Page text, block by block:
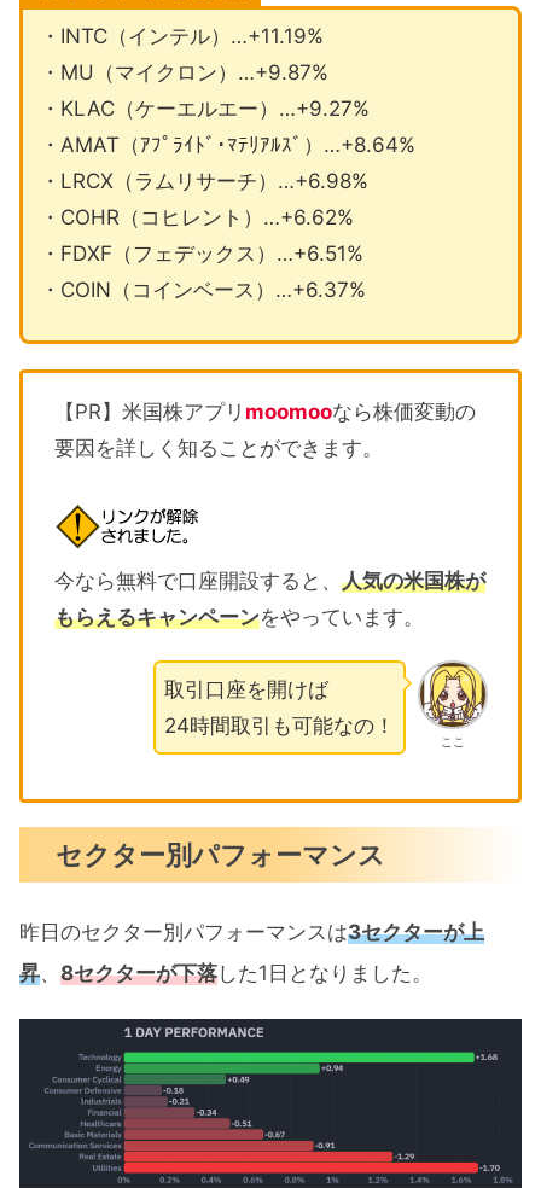
・INTC（インテル）…+11.19%
・MU（マイクロン）…+9.87%
・KLAC（ケーエルエー）…+9.27%
・AMAT（ｱﾌﾟﾗｲﾄﾞ･ﾏﾃﾘｱﾙｽﾞ）…+8.64%
・LRCX（ラムリサーチ）…+6.98%
・COHR（コヒレント）…+6.62%
・FDXF（フェデックス）…+6.51%
・COIN（コインベース）…+6.37%
【PR】米国株アプリ moomooなら株価変動の
要因を詳しく知ることができます。
今なら無料で口座開設すると、 人気の米国株が
もらえるキャンペーンをやっています。
ここ
取引口座を開けば
24時間取引も可能なの！
セクター別パフォーマンス
昨日のセクター別パフォーマンスは3セクターが上
昇、 8セクターが下落した1日となりました。